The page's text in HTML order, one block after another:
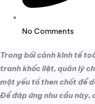
No Comments
Trong bối cảnh kinh tế
tranh khốc liệt, quản lý
một yếu tố then chốt để
Để đáp ứng nhu cầu này,